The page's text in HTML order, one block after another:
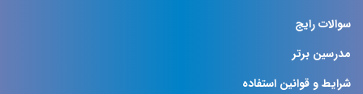
سوالات رایج
مدرسین برتر
شرایط و قوانین استفاده